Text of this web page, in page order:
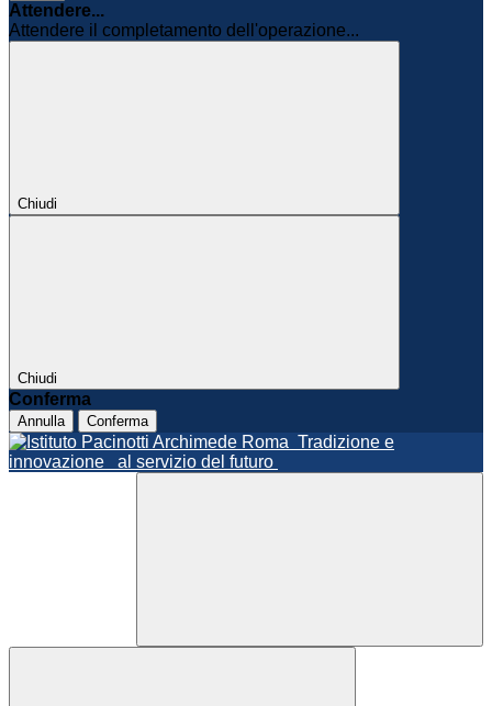
Attendere...
Attendere il completamento dell'operazione...
Chiudi
Chiudi
Conferma
Annulla Conferma
Roma Tradizione e
innovazione
al servizio del futuro